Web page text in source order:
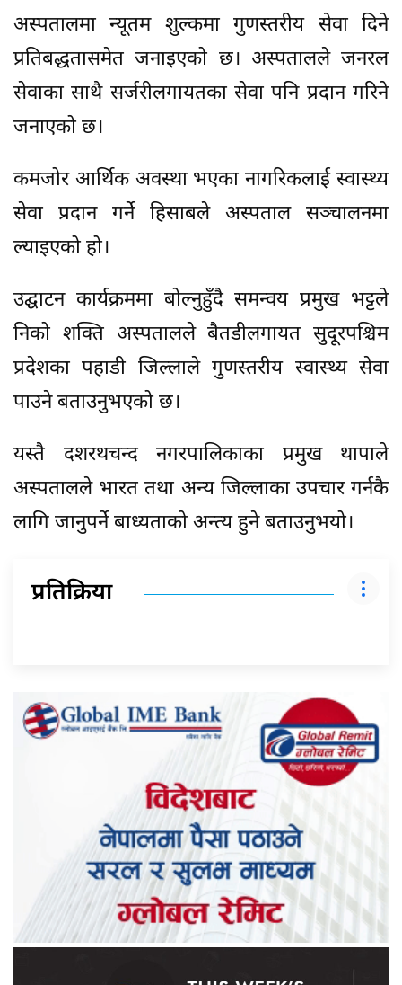
अस्पतालमा न्यूतम शुल्कमा गुणस्तरीय सेवा दिने
प्रतिबद्धतासमेत जनाइएको छ। अस्पतालले जनरल
सेवाका साथै सर्जरीलगायतका सेवा पनि प्रदान गरिने
जनाएको छ।
कमजोर आर्थिक अवस्था भएका नागरिकलाई स्वास्थ्य
सेवा प्रदान गर्ने हिसाबले अस्पताल सञ्चालनमा
ल्याइएको हो।
उद्घाटन कार्यक्रममा बोल्नुहुँदै समन्वय प्रमुख भट्टले
निको शक्ति अस्पतालले बैतडीलगायत सुदूरपश्चिम
प्रदेशका पहाडी जिल्लाले गुणस्तरीय स्वास्थ्य सेवा
पाउने बताउनुभएको छ।
यस्तै दशरथचन्द नगरपालिकाका प्रमुख थापाले
अस्पतालले भारत तथा अन्य जिल्लाका उपचार गर्नकै
लागि जानुपर्ने बाध्यताको अन्त्य हुने बताउनुभयो।
प्रतिक्रिया